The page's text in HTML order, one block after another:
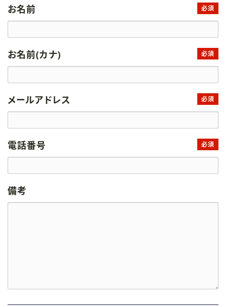
お名前 必須
お名前(カナ) 必須
メールアドレス 必須
電話番号 必須
備考